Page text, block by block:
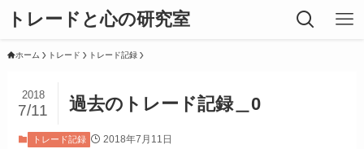
トレードと心の研究室
ホーム トレード トレード記録
過去のトレード記録＿0
2018
7/11
トレード記録 2018年7月11日